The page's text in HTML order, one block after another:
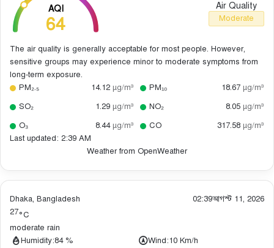
AQI
64
Air Quality
Moderate
The air quality is generally acceptable for most people. However,
sensitive groups may experience minor to moderate symptoms from
long-term exposure.
PM₂.₅
14.12 µg/m³ PM₁₀ 18.67 µg/m³
SO₂
1.29 µg/m³ NO₂ 8.05 µg/m³
O₃
8.44 µg/m³ CO 317.58 µg/m³
Last updated: 2:39 AM
Weather from OpenWeather
Dhaka, Bangladesh 02:39আগস্ট 11, 2026
27°C
moderate rain
Humidity:84 % Wind:10 Km/h